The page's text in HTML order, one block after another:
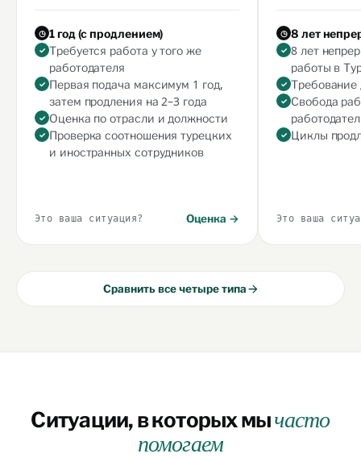
1 год (с продлением)
Требуется работа у того же
работодателя
Первая подача максимум 1 год,
затем продления на 2–3 года
Оценка по отрасли и должности
Проверка соотношения турецких
и иностранных сотрудников
Это ваша ситуация? Оценка →
8 лет
8 лет
работы в
Свобода
Циклы
Это ваша
Сравнить все четыре типа
Ситуации, в которых мычасто
помогаем